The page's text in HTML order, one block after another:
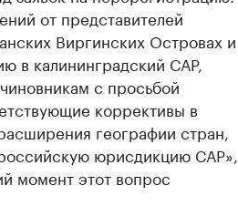
от представителей
Виргинских Островах и
в калининградский САР,
с просьбой
коррективы в
географии стран,
юрисдикцию САР»,
момент этот вопрос